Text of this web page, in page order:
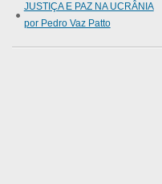
JUSTIÇA E PAZ NA UCRÂNIA
por Pedro Vaz Patto